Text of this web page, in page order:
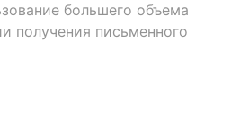
большего объема
получения письменного